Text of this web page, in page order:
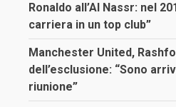
Ronaldo all’Al Nassr: nel
carriera in un top club”
Manchester United,
dell’esclusione: “Sono
riunione”